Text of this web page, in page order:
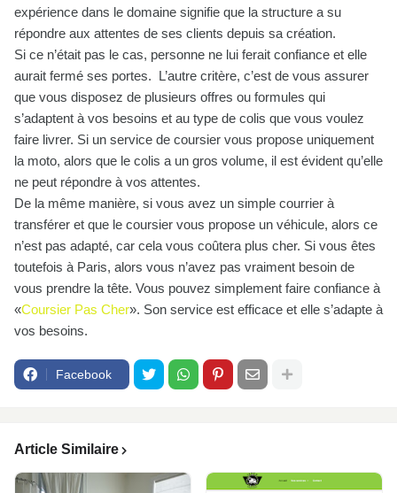
expérience dans le domaine signifie que la structure a su
répondre aux attentes de ses clients depuis sa création.
Si ce n’était pas le cas, personne ne lui ferait confiance et elle
aurait fermé ses portes. L’autre critère, c’est de vous assurer
que vous disposez de plusieurs offres ou formules qui
s’adaptent à vos besoins et au type de colis que vous voulez
faire livrer. Si un service de coursier vous propose uniquement
la moto, alors que le colis a un gros volume, il est évident qu’elle
ne peut répondre à vos attentes.
De la même manière, si vous avez un simple courrier à
transférer et que le coursier vous propose un véhicule, alors ce
n’est pas adapté, car cela vous coûtera plus cher. Si vous êtes
toutefois à Paris, alors vous n’avez pas vraiment besoin de
vous prendre la tête. Vous pouvez simplement faire confiance à
«Coursier Pas Cher». Son service est efficace et elle s’adapte à
vos besoins.
Facebook
Article Similaire